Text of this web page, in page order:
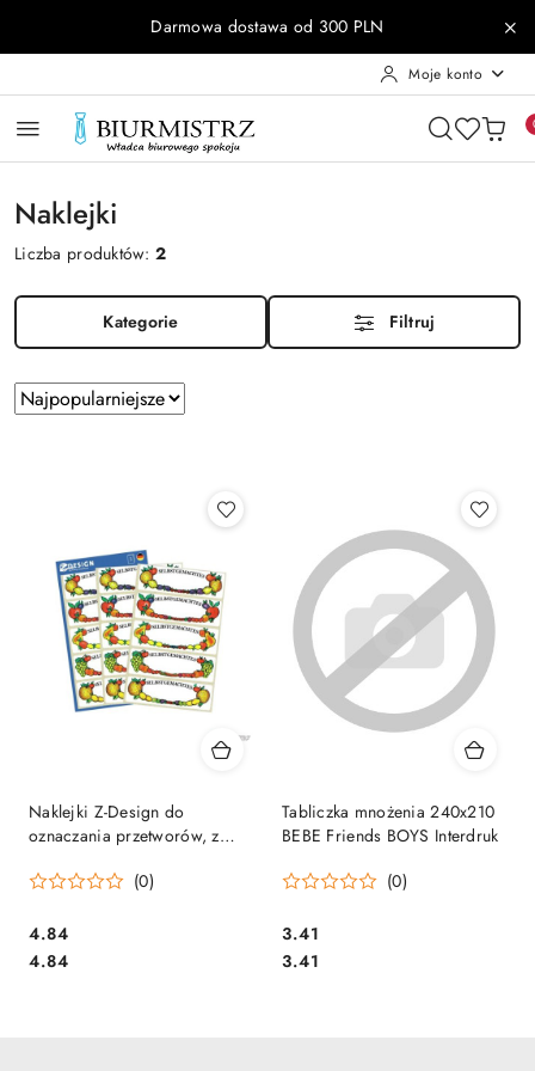
Przejdź do treści głównej
Przejdź do wyszukiwarki
Przejdź do moje konto
Przejdź do menu głównego
Przejdź do stopkiDarmowa dostawa od 300 PLN
Moje konto
Naklejki
Liczba produktów:2
Kategorie Filtruj
Zastosowano
sortowanie:
Sortuj
według
Naklejki Z-Design do
oznaczania przetworów, z
59652
(0)
Cena:
4.84
Cena:
4.84
Tabliczka mnożenia 240x210
BEBE Friends BOYS Interdruk
(0)
Cena:
3.41
Cena:
3.41